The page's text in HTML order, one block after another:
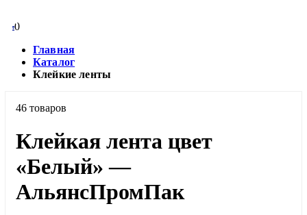
00
Главная
Каталог
Клейкие ленты
46 товаров
Клейкая лента цвет
«Белый» —
АльянсПромПак